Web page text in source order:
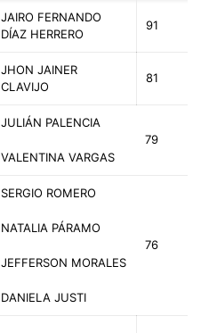
JAIRO FERNANDO
DÍAZ HERRERO
91
JHON JAINER
CLAVIJO
81
JULIÁN PALENCIA
79
VALENTINA VARGAS
SERGIO ROMERO
76
NATALIA PÁRAMO
JEFFERSON MORALES
DANIELA JUSTI